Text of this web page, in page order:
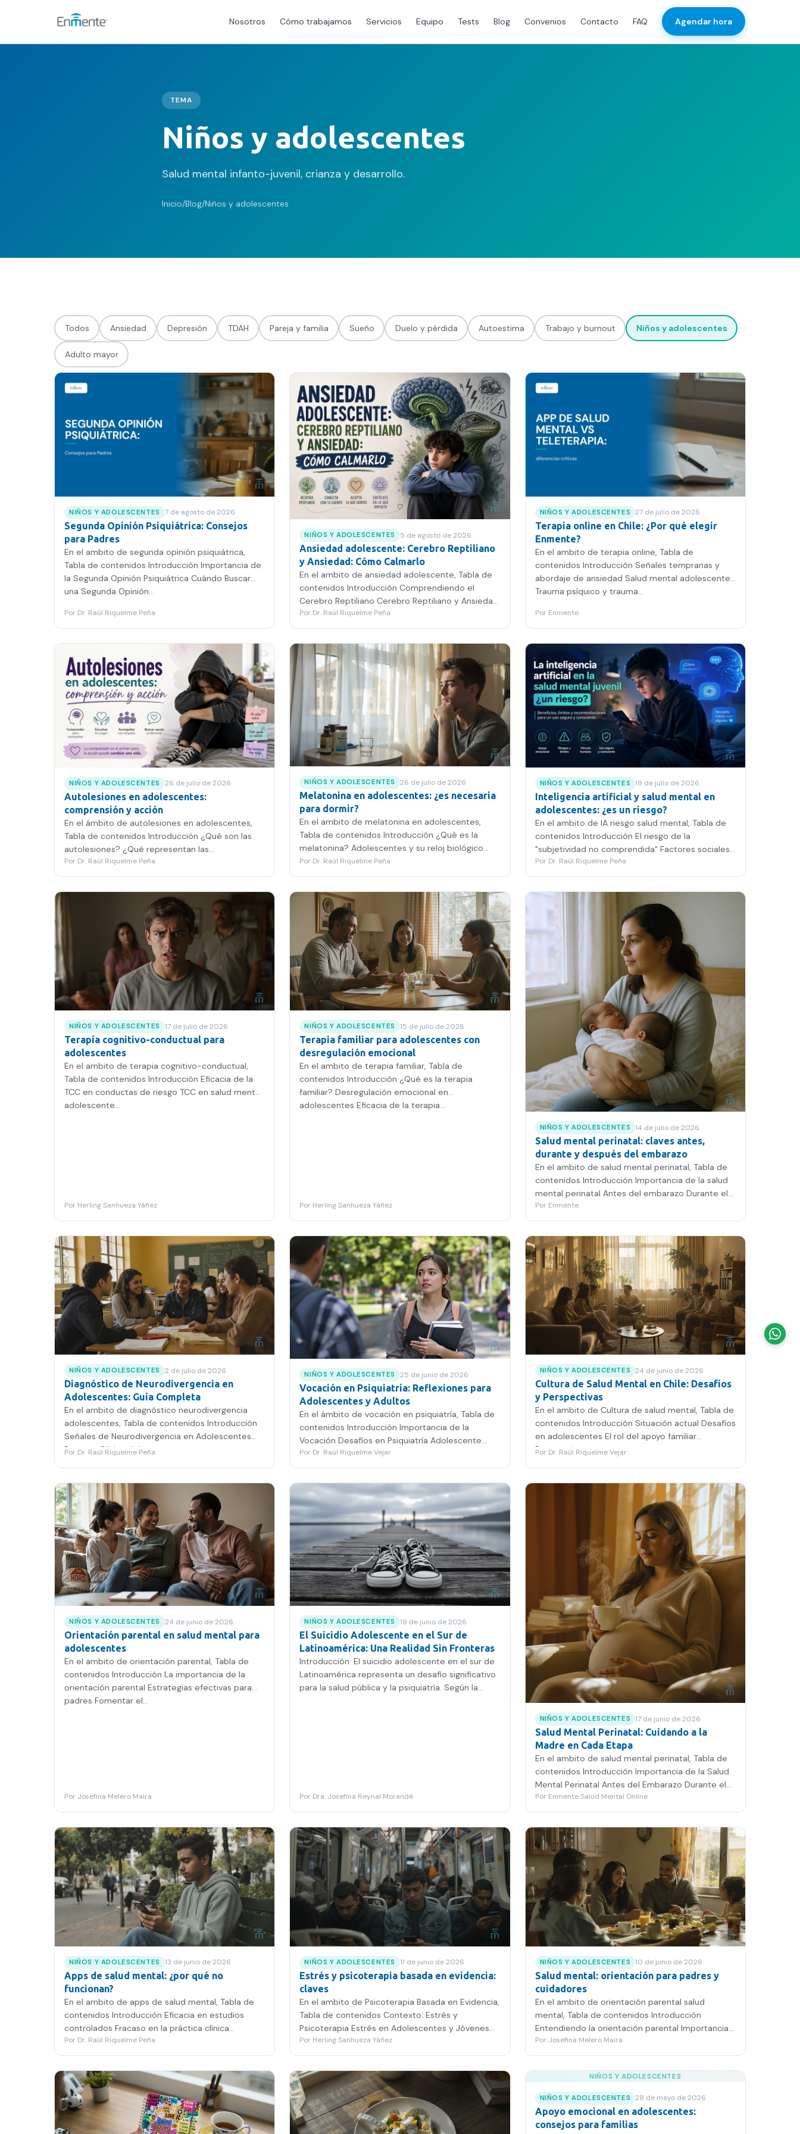
Nosotros Cómo trabajamos Servicios Equipo Tests Blog Convenios Contacto FAQ Agendar hora
TEMA
Niños y adolescentes
Salud mental infanto-juvenil, crianza y desarrollo.
Inicio/Blog/Niños y adolescentes
Todos Ansiedad Depresión TDAH Pareja y familia Sueño Duelo y pérdida Autoestima Trabajo y burnout Niños y adolescentes
Adulto mayor
NIÑOS Y ADOLESCENTES 7 de agosto de 2026
Segunda Opinión Psiquiátrica: Consejos
para Padres
En el ambito de segunda opinión psiquiátrica,
Tabla de contenidos Introducción Importancia de
la Segunda Opinión Psiquiátrica Cuándo Buscar
una Segunda Opinión…
Por Dr. Raúl Riquelme Peña
NIÑOS Y ADOLESCENTES 5 de agosto de 2026
Ansiedad adolescente: Cerebro Reptiliano
y Ansiedad: Cómo Calmarlo
En el ambito de ansiedad adolescente, Tabla de
contenidos Introducción Comprendiendo el
Cerebro Reptiliano Cerebro Reptiliano y Ansiedad:
Mitos y Realidades…
Por Dr. Raúl Riquelme Peña
NIÑOS Y ADOLESCENTES 27 de julio de 2026
Terapia online en Chile: ¿Por qué elegir
Enmente?
En el ambito de terapia online, Tabla de
contenidos Introducción Señales tempranas y
abordaje de ansiedad Salud mental adolescente
Trauma psíquico y trauma…
Por Enmente
NIÑOS Y ADOLESCENTES 26 de julio de 2026
Autolesiones en adolescentes:
comprensión y acción
En el ámbito de autolesiones en adolescentes,
Tabla de contenidos Introducción ¿Qué son las
autolesiones? ¿Qué representan las
autolesiones? Evaluación y…
Por Dr. Raúl Riquelme Peña
NIÑOS Y ADOLESCENTES 26 de julio de 2026
Melatonina en adolescentes: ¿es necesaria
para dormir?
En el ambito de melatonina en adolescentes,
Tabla de contenidos Introducción ¿Qué es la
melatonina? Adolescentes y su reloj biológico
Eficacia y riesgos de la…
Por Dr. Raúl Riquelme Peña
NIÑOS Y ADOLESCENTES 19 de julio de 2026
Inteligencia artificial y salud mental en
adolescentes: ¿es un riesgo?
En el ambito de IA riesgo salud mental, Tabla de
contenidos Introducción El riesgo de la
"subjetividad no comprendida" Factores sociales
vs. Tecnología…
Por Dr. Raúl Riquelme Peña
NIÑOS Y ADOLESCENTES 17 de julio de 2026
Terapia cognitivo-conductual para
adolescentes
En el ambito de terapia cognitivo-conductual,
Tabla de contenidos Introducción Eficacia de la
TCC en conductas de riesgo TCC en salud mental
adolescente…
Por Herling Sanhueza Yáñez
NIÑOS Y ADOLESCENTES 15 de julio de 2026
Terapia familiar para adolescentes con
desregulación emocional
En el ambito de terapia familiar, Tabla de
contenidos Introducción ¿Qué es la terapia
familiar? Desregulación emocional en
adolescentes Eficacia de la terapia…
Por Herling Sanhueza Yáñez
NIÑOS Y ADOLESCENTES 14 de julio de 2026
Salud mental perinatal: claves antes,
durante y después del embarazo
En el ambito de salud mental perinatal, Tabla de
contenidos Introducción Importancia de la salud
mental perinatal Antes del embarazo Durante el
embarazo…
Por Enmente
NIÑOS Y ADOLESCENTES 2 de julio de 2026
Diagnóstico de Neurodivergencia en
Adolescentes: Guía Completa
En el ambito de diagnóstico neurodivergencia
adolescentes, Tabla de contenidos Introducción
Señales de Neurodivergencia en Adolescentes
Proceso Clínico del…
Por Dr. Raúl Riquelme Peña
NIÑOS Y ADOLESCENTES 25 de junio de 2026
Vocación en Psiquiatría: Reflexiones para
Adolescentes y Adultos
En el ámbito de vocación en psiquiatría, Tabla de
contenidos Introducción Importancia de la
Vocación Desafíos en Psiquiatría Adolescente
Psicosis Inicial y su…
Por Dr. Raúl Riquelme Vejar
NIÑOS Y ADOLESCENTES 24 de junio de 2026
Cultura de Salud Mental en Chile: Desafíos
y Perspectivas
En el ambito de Cultura de salud mental, Tabla de
contenidos Introducción Situación actual Desafíos
en adolescentes El rol del apoyo familiar
Perspectivas…
Por Dr. Raúl Riquelme Vejar
NIÑOS Y ADOLESCENTES 24 de junio de 2026
Orientación parental en salud mental para
adolescentes
En el ambito de orientación parental, Tabla de
contenidos Introducción La importancia de la
orientación parental Estrategias efectivas para
padres Fomentar el…
Por Josefina Melero Maira
NIÑOS Y ADOLESCENTES 19 de junio de 2026
El Suicidio Adolescente en el Sur de
Latinoamérica: Una Realidad Sin Fronteras
Introducción: El suicidio adolescente en el sur de
Latinoamérica representa un desafío significativo
para la salud pública y la psiquiatría. Según la…
Por Dra. Josefina Reynal Morandé
NIÑOS Y ADOLESCENTES 17 de junio de 2026
Salud Mental Perinatal: Cuidando a la
Madre en Cada Etapa
En el ambito de salud mental perinatal, Tabla de
contenidos Introducción Importancia de la Salud
Mental Perinatal Antes del Embarazo Durante el
Embarazo…
Por Enmente Salud Mental Online
NIÑOS Y ADOLESCENTES 13 de junio de 2026
Apps de salud mental: ¿por qué no
funcionan?
En el ambito de apps de salud mental, Tabla de
contenidos Introducción Eficacia en estudios
controlados Fracaso en la práctica clínica
Perspectiva del paciente…
Por Dr. Raúl Riquelme Peña
NIÑOS Y ADOLESCENTES 11 de junio de 2026
Estrés y psicoterapia basada en evidencia:
claves
En el ambito de Psicoterapia Basada en Evidencia,
Tabla de contenidos Contexto: Estrés y
Psicoterapia Estrés en Adolescentes y Jóvenes
Impacto del Estrés en…
Por Herling Sanhueza Yáñez
NIÑOS Y ADOLESCENTES 10 de junio de 2026
Salud mental: orientación para padres y
cuidadores
En el ambito de orientación parental salud
mental, Tabla de contenidos Introducción
Entendiendo la orientación parental Importancia
del apoyo emocional…
Por Josefina Melero Maira
NIÑOS Y ADOLESCENTES
NIÑOS Y ADOLESCENTES 28 de mayo de 2026
Apoyo emocional en adolescentes:
consejos para familias